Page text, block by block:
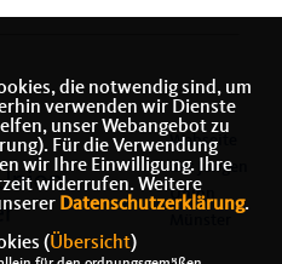
Webseite
der Jungen
Union
die notwendig sind, um
verwenden wir Dienste
unser Webangebot zu
Für die Verwendung
wir Ihre Einwilligung. Ihre
widerrufen. Weitere
Datenschutzerklärung.
(Übersicht)